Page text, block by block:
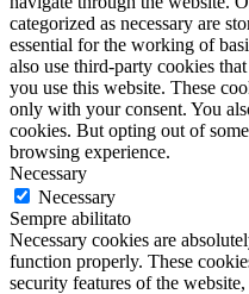
categorized as necessary are
essential for the working of
also use third-party cookies
you use this website. These
only with your consent. You
cookies. But opting out of
browsing experience.
Necessary
Necessary
Sempre abilitato
Necessary cookies are
function properly. These
security features of the